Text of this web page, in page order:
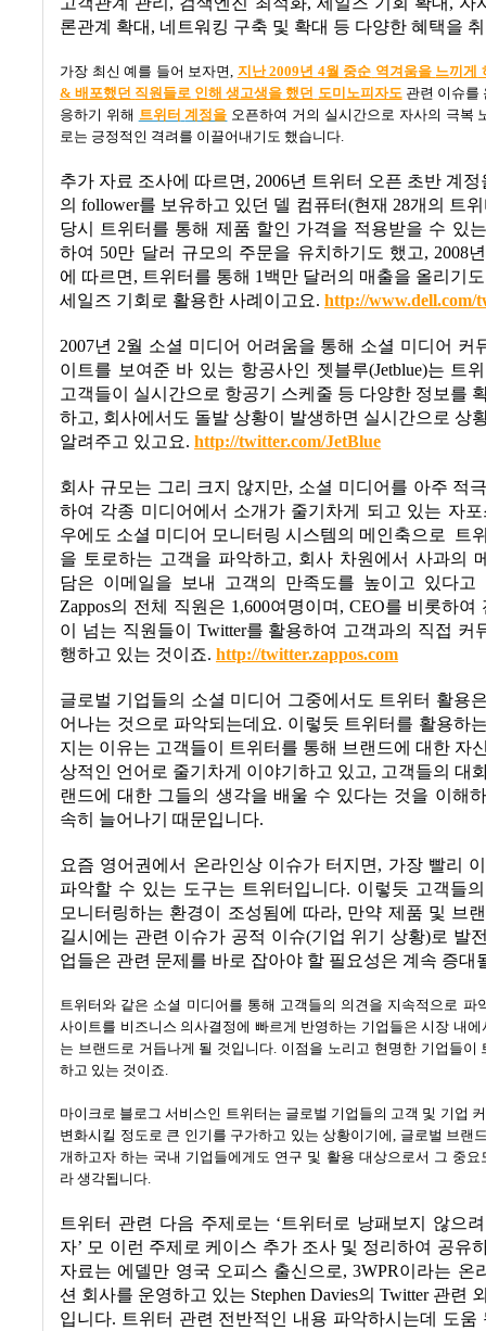
론관계 확대 , 네트워킹 구축 및 확대 등 다양한 혜택을
가장 최신 예를 들어 보자면 지난 2009년 4월 중순 역겨움을 느끼게
&배포했던 직원들로 인해 생고생을 했던 도미노피자도 관련 이슈를
응하기 위해 트위터 계정을 오픈하여 거의 실시간으로 자사의 극복
로는 긍정적인 격려를 이끌어내기도 했습니다
추가 자료 조사에 따르면, 2006년 트위터 오픈 초반 계정
의 follower를 보유하고 있던 델 컴퓨터(현재 28개의 트
당시 트위터를 통해 제품 할인 가격을 적용받을 수 있
하여 50만 달러 규모의 주문을 유치하기도 했고, 2008
에 따르면, 트위터를 통해 1백만 달러의 매출을 올리기
세일즈 기회로 활용한 사례이고요. http://www.dell.com/
2007년 2월 소셜 미디어 어려움을 통해 소셜 미디어 커
이트를 보여준 바 있는 항공사인 젯블루(Jetblue)는 트
고객들이 실시간으로 항공기 스케줄 등 다양한 정보를
하고, 회사에서도 돌발 상황이 발생하면 실시간으로 상
알려주고 있고요. http://twitter.com/JetBlue
회사 규모는 그리 크지 않지만, 소셜 미디어를 아주 적
하여 각종 미디어에서 소개가 줄기차게 되고 있는 자포
우에도 소셜 미디어 모니터링 시스템의 메인축으로 트
을 토로하는 고객을 파악하고, 회사 차원에서 사과의
담은 이메일을 보내 고객의 만족도를 높이고 있다고
Zappos의 전체 직원은 1,600여명이며 , CEO를 비롯하여
이 넘는 직원들이
Twitter를 활용하여 고객과의 직접 커
행하고 있는 것이죠. http://twitter.zappos.com
글로벌 기업들의 소셜 미디어 그중에서도 트위터 활용
어나는 것으로 파악되는데요. 이렇듯 트위터를 활용하
지는 이유는 고객들이 트위터를 통해 브랜드에 대한 자
상적인 언어로 줄기차게 이야기하고 있고, 고객들의 대
랜드에 대한 그들의 생각을 배울 수 있다는 것을 이해
속히 늘어나기 때문입니다.
요즘 영어권에서 온라인상 이슈가 터지면, 가장 빨리
파악할 수 있는 도구는 트위터입니다. 이렇듯 고객들
모니터링하는 환경이 조성됨에 따라, 만약 제품 및 브
길시에는 관련 이슈가 공적 이슈(기업 위기 상황)로 발
업들은 관련 문제를 바로 잡아야 할 필요성은 계속 증대
트위터와 같은 소셜 미디어를 통해 고객들의 의견을 지속적으로 파
사이트를 비즈니스 의사결정에 빠르게 반영하는 기업들은 시장 내
는 브랜드로 거듭나게 될 것입니다 이점을 노리고 현명한 기업들이
하고 있는 것이죠
마이크로 블로그 서비스인 트위터는 글로벌 기업들의 고객 및 기업
변화시킬 정도로 큰 인기를 구가하고 있는 상황이기에
글로벌 브랜
개하고자 하는 국내 기업들에게도 연구 및 활용 대상으로서 그 중요
라 생각됩니다
트위터 관련 다음 주제로는 ‘트위터로 낭패보지 않으
자’ 모 이런 주제로 케이스 추가 조사 및 정리하여 공유
자료는 에델만 영국 오피스 출신으로, 3WPR이라는 온
션 회사를 운영하고 있는 Stephen Davies의 Twitter 관련
입니다. 트위터 관련 전반적인 내용 파악하시는데 도움